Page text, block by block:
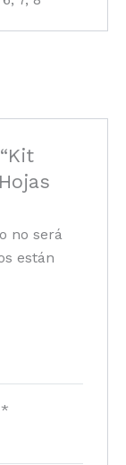
no será
están
*